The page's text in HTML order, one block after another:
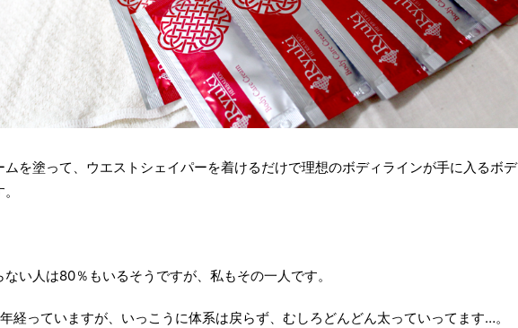
ムを塗って、ウエストシェイパーを着けるだけで理想のボディラインが手に入るボデ
い人は80％もいるそうですが、私もその一人です。
経っていますが、いっこうに体系は戻らず、むしろどんどん太っていってます…。